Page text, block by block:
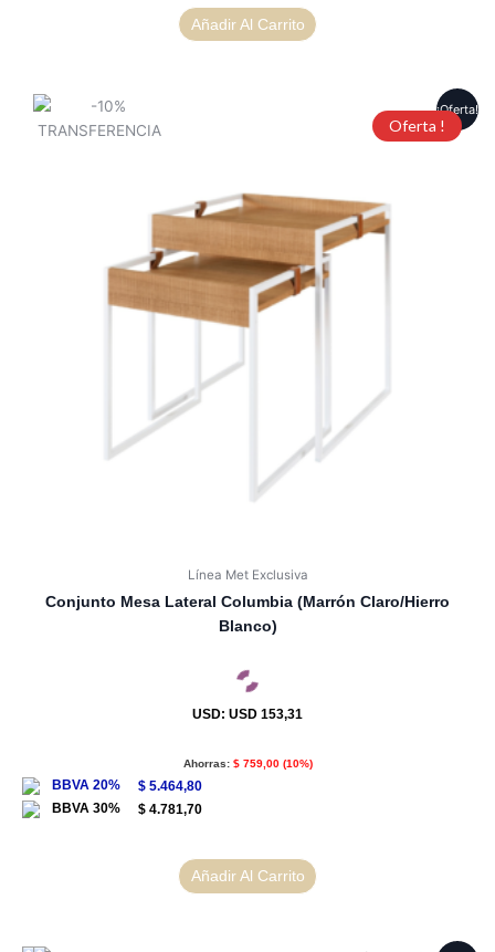
Añadir Al Carrito
¡Oferta!
Oferta !
Línea Met Exclusiva
Conjunto Mesa Lateral Columbia (Marrón Claro/Hierro
Blanco)
USD: USD 153,31
Ahorras: $759,00 (10%)
$ 5.464,80
$ 4.781,70
Añadir Al Carrito